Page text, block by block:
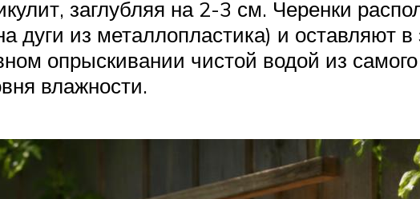
заглубляя на 2-3 см. Черенки
дуги из металлопластика) и оставляют
опрыскивании чистой водой из
влажности.